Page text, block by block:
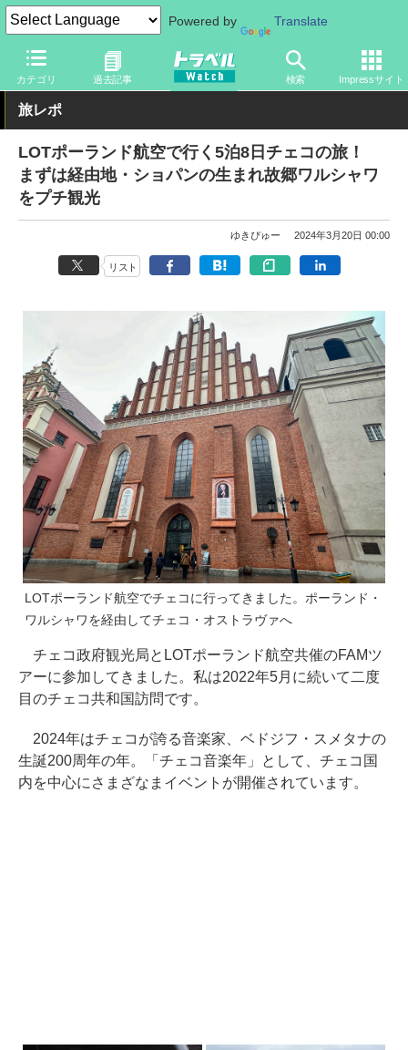
Powered by Translate
カテゴリ 過去記事 検索 Impressサイト
トラベル Watch 地域 海外旅行 ヨーロッパ
旅レポ
LOTポーランド航空で行く5泊8日チェコの旅！
まずは経由地・ショパンの生まれ故郷ワルシャワ
をプチ観光
ゆきぴゅー 2024年3月20日 00:00
リスト
LOTポーランド航空でチェコに行ってきました。ポーランド・
ワルシャワを経由してチェコ・オストラヴァへ
チェコ政府観光局とLOTポーランド航空共催のFAMツ
アーに参加してきました。私は2022年5月に続いて二度
目のチェコ共和国訪問です。
2024年はチェコが誇る音楽家、ベドジフ・スメタナの
生誕200周年の年。「チェコ音楽年」として、チェコ国
内を中心にさまざなまイベントが開催されています。